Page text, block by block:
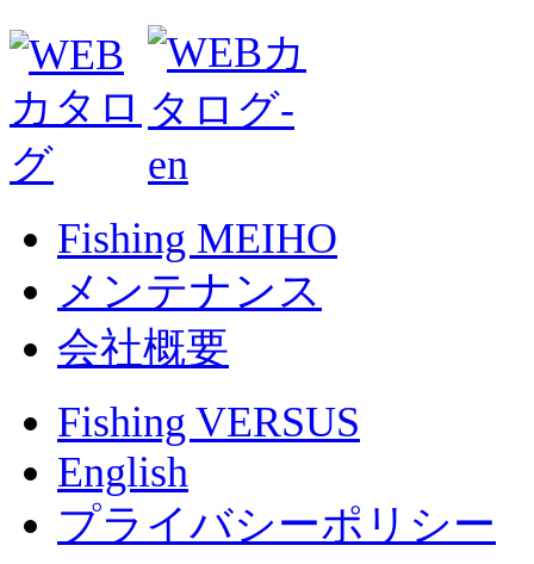
Fishing MEIHO
メンテナンス
会社概要
Fishing VERSUS
English
プライバシーポリシー